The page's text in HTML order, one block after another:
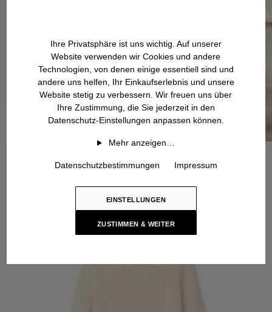
Ihre Privatsphäre ist uns wichtig. Auf unserer
Website verwenden wir Cookies und andere
Technologien, von denen einige essentiell sind und
andere uns helfen, Ihr Einkaufserlebnis und unsere
Website stetig zu verbessern. Wir freuen uns über
Ihre Zustimmung, die Sie jederzeit in den
Datenschutz-Einstellungen anpassen können.
Mehr anzeigen…
Datenschutzbestimmungen Impressum
EINSTELLUNGEN
ZUSTIMMEN & WEITER